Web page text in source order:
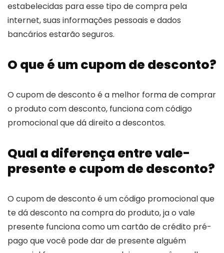
estabelecidas para esse tipo de compra pela
internet, suas informações pessoais e dados
bancários estarão seguros.
O que é um cupom de desconto?
O cupom de desconto é a melhor forma de comprar
o produto com desconto, funciona com código
promocional que dá direito a descontos.
Qual a diferença entre vale-
presente e cupom de desconto?
O cupom de desconto é um código promocional que
te dá desconto na compra do produto, ja o vale
presente funciona como um cartão de crédito pré-
pago que você pode dar de presente alguém